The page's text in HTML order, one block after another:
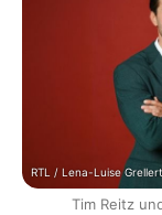
RTL / Lena-Luise Grellert
Tim Reitz